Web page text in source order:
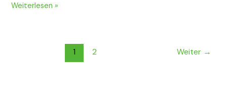
SebCheck:
Weiterlesen »
1 2 Weiter →